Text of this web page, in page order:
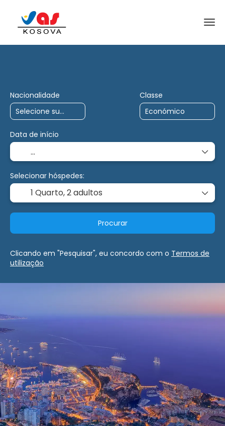
Nacionalidade Classe
Data de início
Selecionar hóspedes:
1 Quarto,2 adultos
Procurar
Clicando em "Pesquisar", eu concordo com o Termos de
utilização